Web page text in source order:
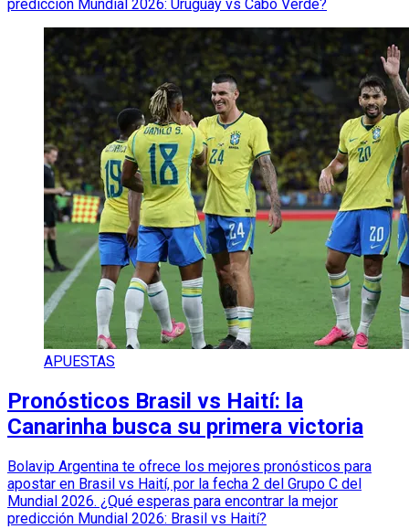
predicción Mundial 2026: Uruguay vs Cabo Verde?
APUESTAS
Pronósticos Brasil vs Haití: la
Canarinha busca su primera victoria
Bolavip Argentina te ofrece los mejores pronósticos para
apostar en Brasil vs Haití, por la fecha 2 del Grupo C del
Mundial 2026. ¿Qué esperas para encontrar la mejor
predicción Mundial 2026: Brasil vs Haití?